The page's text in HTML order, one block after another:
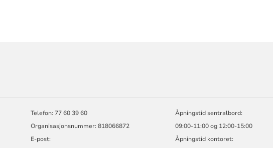
HÅLOGALAND
BISPEDØMMETelefon: 77 60 39 60
Organisasjonsnummer: 818066872
E-post:
Åpningstid sentralbord:
09:00-11:00 og 12:00-15:00
Åpningstid kontoret: